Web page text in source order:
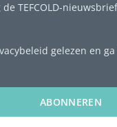
de TEFCOLD-
gelezen en
ABONNEREN